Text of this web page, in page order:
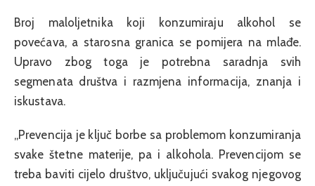
Broj maloljetnika koji konzumiraju alkohol se
povećava, a starosna granica se pomijera na mlađe.
Upravo zbog toga je potrebna saradnja svih
segmenata društva i razmjena informacija, znanja i
iskustava.
„Prevencija je ključ borbe sa problemom konzumiranja
svake štetne materije, pa i alkohola. Prevencijom se
treba baviti cijelo društvo, uključujući svakog njegovog